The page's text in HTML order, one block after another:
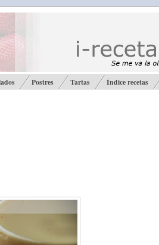
Postres Tartas Índice recetas